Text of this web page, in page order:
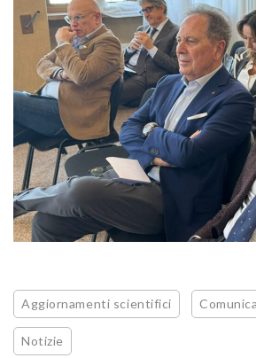
Aggiornamenti scientifici
Notizie